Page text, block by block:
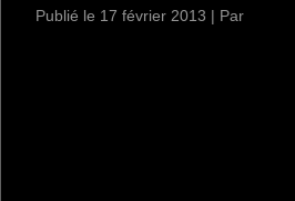
Publié le 17 février 2013 | Par